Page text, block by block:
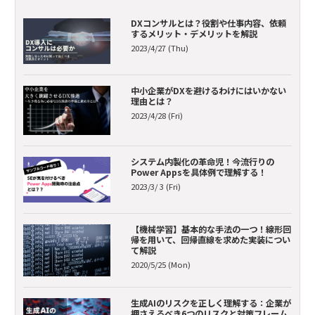
DXコンサルとは？役割や仕事内容、依頼
するメリット・デメリットを解説
2023/4/27 (Thu)
中小企業がDXを避けるわけにはいかない
理由とは？
2023/4/28 (Fri)
システム内製化の革命児！今流行りの
Power Appsを具体例で理解する！
2023/3/ 3 (Fri)
【機械学習】基本的な手法の一つ！線形回
帰を用いて、回帰直線を求めた実装につい
て解説
2020/5/25 (Mon)
生成AIのリスクを正しく理解する：企業が